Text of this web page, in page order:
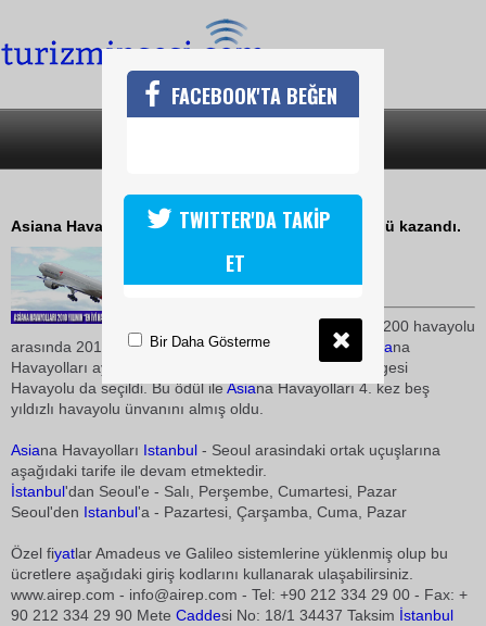
ASYA BÖLGESİNİN EN İYİ HAVAYOLU
Asiana Havayolları Skytrax En iyi Havayolu ödülünü kazandı.
08 Ağustos 2010 / 22:45
TURİZMİN SESİ
nun oyları ile 200 havayolu
arasında 2010 yılının En İyi Havayolu ödülünü alan
Asiana
Havayolları aynı zamanda 2010 yılının En İyi Asya Bölgesi
Havayolu da seçildi. Bu ödül ileAsiana Havayolları 4. kez beş
yıldızlı havayolu ünvanını almış oldu.
Asiana Havayolları Istanbul - Seoul arasindaki ortak uçuşlarına
aşağıdaki tarife ile devam etmektedir.
İstanbul'dan Seoul'e - Salı, Perşembe, Cumartesi, Pazar
Seoul'den Istanbul'a - Pazartesi, Çarşamba, Cuma, Pazar
Özel fiyatlar Amadeus ve Galileo sistemlerine yüklenmiş olup bu
ücretlere aşağıdaki giriş kodlarını kullanarak ulaşabilirsiniz.
www.airep.com - info@airep.com - Tel: +90 212 334 29 00 - Fax: +
90 212 334 29 90 Mete Caddesi No: 18/1 34437 Taksim İstanbul
FACEBOOK'TA BEĞEN
TWITTER'DA TAKİP
ET
Bir Daha Gösterme